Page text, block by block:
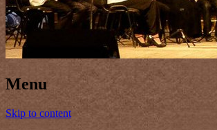
Menu
Skip to content